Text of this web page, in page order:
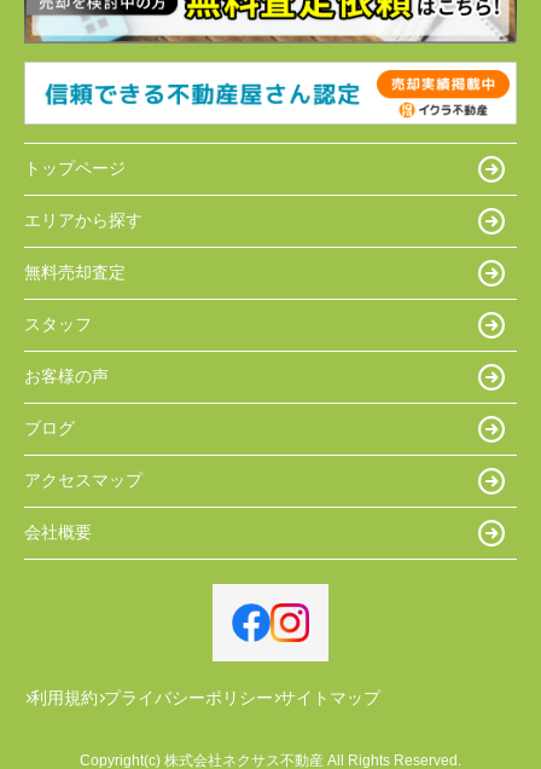
トップページ
エリアから探す
無料売却査定
スタッフ
お客様の声
ブログ
アクセスマップ
会社概要
利用規約 プライバシーポリシー サイトマップ
Copyright(c) 株式会社ネクサス不動産 All Rights Reserved.